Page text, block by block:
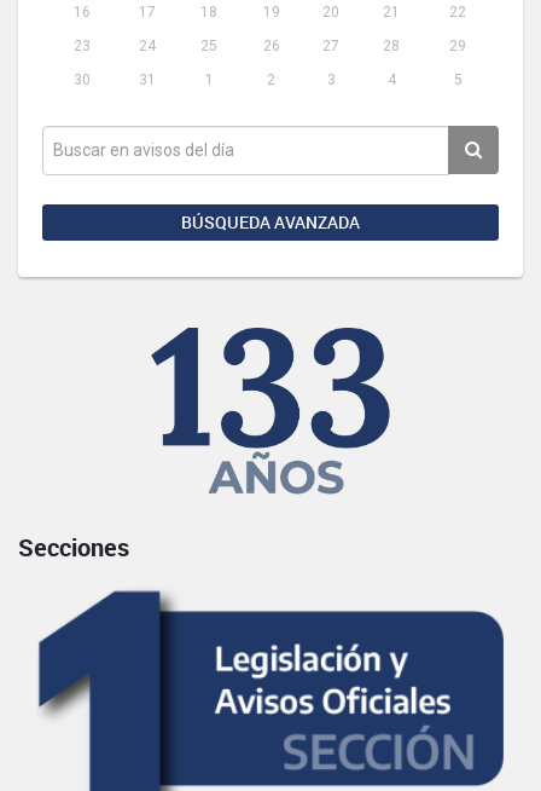
16
17 18 19 20 21
22
23
24 25 26 27 28
29
30
31 1 2 3 4 5
BÚSQUEDA AVANZADA
Secciones